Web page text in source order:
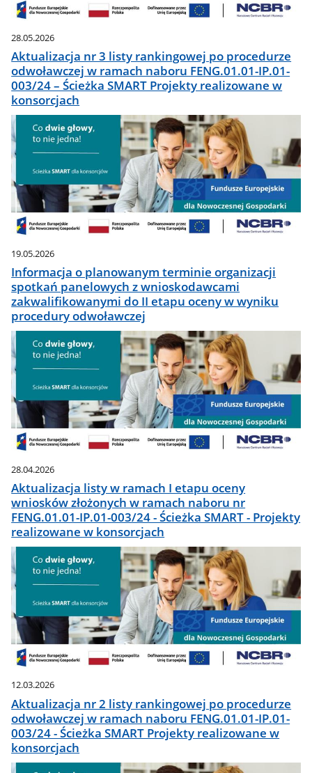
28.05.2026
Aktualizacja nr 3 listy rankingowej po procedurze
odwoławczej w ramach naboru FENG.01.01-IP.01-
003/24 – Ścieżka SMART Projekty realizowane w
konsorcjach
19.05.2026
Informacja o planowanym terminie organizacji
spotkań panelowych z wnioskodawcami
zakwalifikowanymi do II etapu oceny w wyniku
procedury odwoławczej
28.04.2026
Aktualizacja listy w ramach I etapu oceny
wniosków złożonych w ramach naboru nr
FENG.01.01-IP.01-003/24 - Ścieżka SMART - Projekty
realizowane w konsorcjach
12.03.2026
Aktualizacja nr 2 listy rankingowej po procedurze
odwoławczej w ramach naboru FENG.01.01-IP.01-
003/24 - Ścieżka SMART Projekty realizowane w
konsorcjach